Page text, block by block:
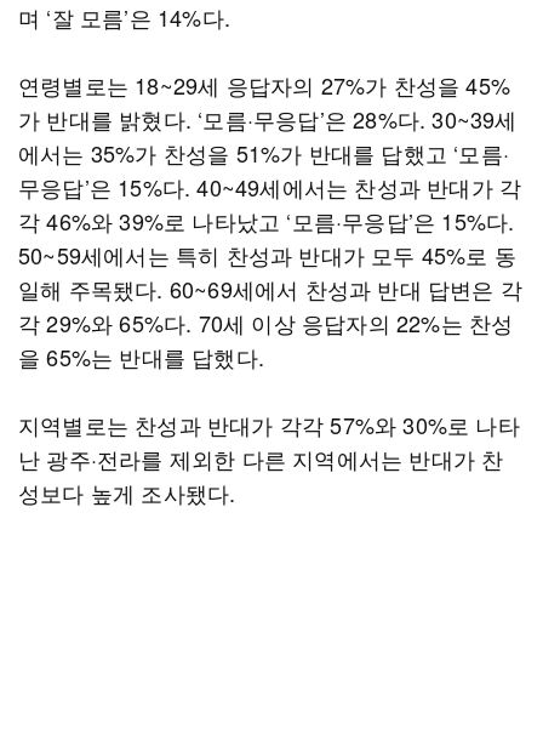
며 ‘잘 모름’은 14%다.
연령별로는 18~29세 응답자의 27%가 찬성을 45%
가 반대를 밝혔다. ‘모름·무응답’은 28%다. 30~39세
에서는 35%가 찬성을 51%가 반대를 답했고 ‘모름·
무응답’은 15%다. 40~49세에서는 찬성과 반대가 각
각 46%와 39%로 나타났고 ‘모름·무응답’은 15%다.
50~59세에서는 특히 찬성과 반대가 모두 45%로 동
일해 주목됐다. 60~69세에서 찬성과 반대 답변은 각
각 29%와 65%다. 70세 이상 응답자의 22%는 찬성
을 65%는 반대를 답했다.
지역별로는 찬성과 반대가 각각 57%와 30%로 나타
난 광주·전라를 제외한 다른 지역에서는 반대가 찬
성보다 높게 조사됐다.